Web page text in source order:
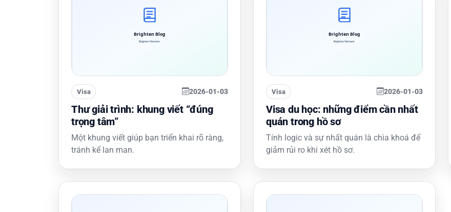
Visa 2026-01-03
Thư giải trình: khung viết “đúng
trọng tâm”
Một khung viết giúp bạn triển khai rõ ràng,
tránh kể lan man.
Visa 2026-01-03
Visa du học: những điểm cần nhất
quán trong hồ sơ
Tính logic và sự nhất quán là chìa khoá để
giảm rủi ro khi xét hồ sơ.